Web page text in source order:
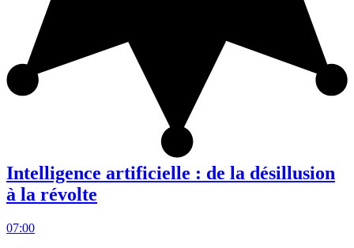
Intelligence artificielle : de la désillusion
à la révolte
07:00